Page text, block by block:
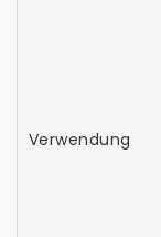
Verwendung